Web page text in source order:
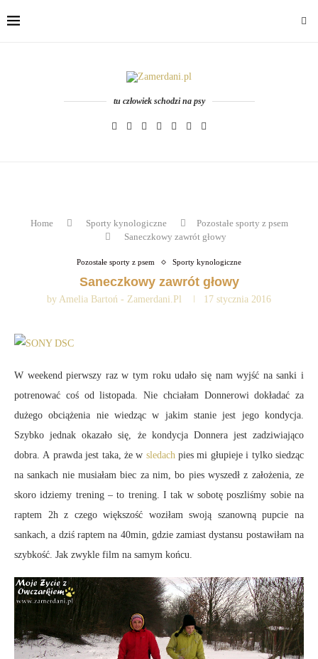
tu człowiek schodzi na psy
Home Sporty kynologiczne
Pozostałe sporty z psem
Saneczkowy zawrót głowy
Pozostałe sporty z psem Sporty kynologiczne
Saneczkowy zawrót głowy
by Amelia Bartoń - Zamerdani.pl 17 stycznia 2016
W weekend pierwszy raz w tym roku udało się nam wyjść na sanki i
potrenować coś od listopada. Nie chciałam Donnerowi dokładać za
dużego obciążenia nie wiedząc w jakim stanie jest jego kondycja.
Szybko jednak okazało się, że kondycja Donnera jest zadziwiająco
dobra. A prawda jest taka, że w sledachpies mi głupieje i tylko siedząc
na sankach nie musiałam biec za nim, bo pies wyszedł z założenia, ze
skoro idziemy trening – to trening. I tak w sobotę poszliśmy sobie na
raptem 2h z czego większość woziłam swoją szanowną pupcie na
sankach, a dziś raptem na 40min, gdzie zamiast dystansu postawiłam na
szybkość. Jak zwykle film na samym końcu.